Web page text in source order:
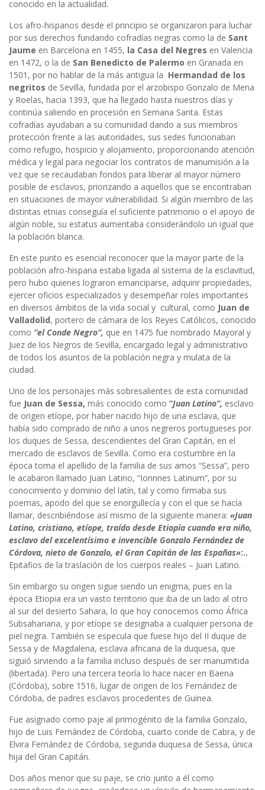
conocido en la actualidad.
Los afro-hispanos desde el principio se organizaron para luchar
por sus derechos fundando cofradías negras como la de Sant
Jaume en Barcelona en 1455, la Casa del Negres en Valencia
en 1472, o la de San Benedicto de Palermo en Granada en
1501, por no hablar de la más antigua la Hermandad de los
negritos de Sevilla, fundada por el arzobispo Gonzalo de Mena
y Roelas, hacia 1393, que ha llegado hasta nuestros días y
continúa saliendo en procesión en Semana Santa. Estas
cofradías ayudaban a su comunidad dando a sus miembros
protección frente a las autoridades, sus sedes funcionaban
como refugio, hospicio y alojamiento, proporcionando atención
médica y legal para negociar los contratos de manumisión a la
vez que se recaudaban fondos para liberar al mayor número
posible de esclavos, priorizando a aquellos que se encontraban
en situaciones de mayor vulnerabilidad. Si algún miembro de las
distintas etnias conseguía el suficiente patrimonio o el apoyo de
algún noble, su estatus aumentaba considerándolo un igual que
la población blanca.
En este punto es esencial reconocer que la mayor parte de la
población afro-hispana estaba ligada al sistema de la esclavitud,
pero hubo quienes lograron emanciparse, adquirir propiedades,
ejercer oficios especializados y desempeñar roles importantes
en diversos ámbitos de la vida social y cultural, como Juan de
Valladolid, portero de cámara de los Reyes Católicos, conocido
como “el Conde Negro”, que en 1475 fue nombrado Mayoral y
Juez de los Negros de Sevilla, encargado legal y administrativo
de todos los asuntos de la población negra y mulata de la
ciudad.
Uno de los personajes más sobresalientes de esta comunidad
fue Juan de Sessa, más conocido como “Juan Latino”, esclavo
de origen etíope, por haber nacido hijo de una esclava, que
había sido comprado de niño a unos negreros portugueses por
los duques de Sessa, descendientes del Gran Capitán, en el
mercado de esclavos de Sevilla. Como era costumbre en la
época toma el apellido de la familia de sus amos “Sessa”, pero
le acabaron llamado Juan Latino, “Ionnnes Latinum”, por su
conocimiento y dominio del latín, tal y como firmaba sus
poemas, apodo del que se enorgullecía y con el que se hacía
llamar, describiéndose así mismo de la siguiente manera: «Juan
Latino, cristiano, etíope, traído desde Etiopía cuando era niño,
esclavo del excelentísimo e invencible Gonzalo Fernández de
Córdova, nieto de Gonzalo, el Gran Capitán de las Españas»:..
Epitafios de la traslación de los cuerpos reales – Juan Latino.
Sin embargo su origen sigue siendo un enigma, pues en la
época Etiopia era un vasto territorio que iba de un lado al otro
al sur del desierto Sahara, lo que hoy conocemos como África
Subsahariana, y por etíope se designaba a cualquier persona de
piel negra. También se especula que fuese hijo del II duque de
Sessa y de Magdalena, esclava africana de la duquesa, que
siguió sirviendo a la familia incluso después de ser manumitida
(libertada). Pero una tercera teoría lo hace nacer en Baena
(Córdoba), sobre 1516, lugar de origen de los Fernández de
Córdoba, de padres esclavos procedentes de Guinea.
Fue asignado como paje al primogénito de la familia Gonzalo,
hijo de Luis Fernández de Córdoba, cuarto conde de Cabra, y de
Elvira Fernández de Córdoba, segunda duquesa de Sessa, única
hija del Gran Capitán.
Dos años menor que su paje, se crio junto a él como